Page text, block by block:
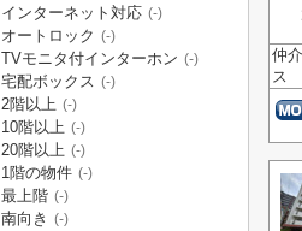
仲
ス
インターネット対応 (-)
オートロック (-)
TVモニタ付インターホン (-)
宅配ボックス (-)
2階以上 (-)
10階以上 (-)
20階以上 (-)
1階の物件 (-)
最上階 (-)
南向き (-)